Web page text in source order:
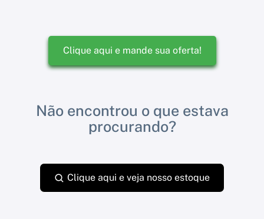
Clique aqui e mande sua oferta!
Não encontrou o que estava
procurando?
Clique aqui e veja nosso estoque